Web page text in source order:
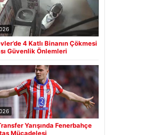
4 Katlı Binanın Çökmesi
Güvenlik Önlemleri
Yarışında Fenerbahçe
Mücadelesi